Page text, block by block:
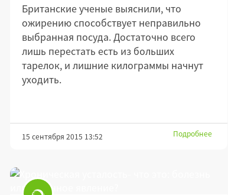
Британские ученые выяснили, что
ожирению способствует неправильно
выбранная посуда. Достаточно всего
лишь перестать есть из больших
тарелок, и лишние килограммы начнут
уходить.
15 сентября 2015 13:52 Подробнее